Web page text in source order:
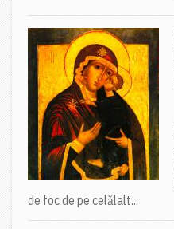
de foc de pe celălalt...